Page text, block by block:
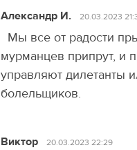
Александр И. 20.03.2023
Мы все от радости
мурманцев припрут, и
управляют дилетанты
болельщиков.
Виктор 20.03.2023 22:29